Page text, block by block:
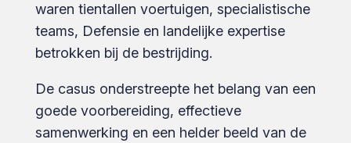
waren tientallen voertuigen, specialistische
teams, Defensie en landelijke expertise
betrokken bij de bestrijding.
De casus onderstreepte het belang van een
goede voorbereiding, effectieve
samenwerking en een helder beeld van de